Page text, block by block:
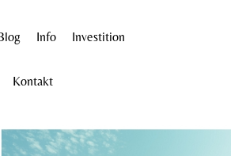
Info Investition
Kontakt